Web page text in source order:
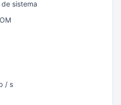
sistema
/ s